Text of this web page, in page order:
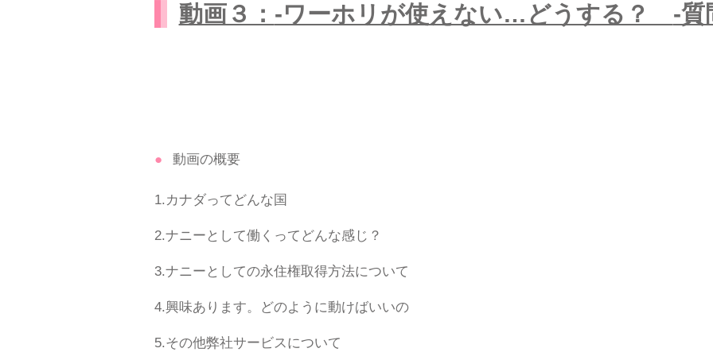
動画３： -ワーホリが使えない…どうする？ -質
動画の概要
1.カナダってどんな国
2.ナニーとして働くってどんな感じ？
3.ナニーとしての永住権取得方法について
4.興味あります。どのように動けばいいの
5.その他弊社サービスについて